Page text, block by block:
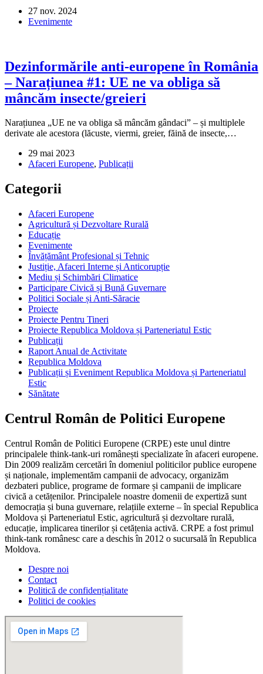
27 nov. 2024
Evenimente
Dezinformările anti-europene în România
– Narațiunea #1: UE ne va obliga să
mâncăm insecte/greieri
Narațiunea „UE ne va obliga să mâncăm gândaci” – și multiplele
derivate ale acestora (lăcuste, viermi, greier, făină de insecte,…
29 mai 2023
Afaceri Europene, Publicații
Categorii
Afaceri Europene
Agricultură și Dezvoltare Rurală
Educație
Evenimente
Învățământ Profesional și Tehnic
Justiție, Afaceri Interne și Anticorupție
Mediu și Schimbări Climatice
Participare Civică și Bună Guvernare
Politici Sociale și Anti-Săracie
Proiecte
Proiecte Pentru Tineri
Proiecte Republica Moldova și Parteneriatul Estic
Publicații
Raport Anual de Activitate
Republica Moldova
Publicații și Eveniment Republica Moldova și Parteneriatul
Estic
Sănătate
Centrul Român de Politici Europene
Centrul Român de Politici Europene (CRPE) este unul dintre
principalele think-tank-uri românești specializate în afaceri europene.
Din 2009 realizăm cercetări în domeniul politicilor publice europene
și naționale, implementăm campanii de advocacy, organizăm
dezbateri publice, programe de formare și campanii de implicare
civică a cetățenilor. Principalele noastre domenii de expertiză sunt
democrația și buna guvernare, relațiile externe – în special Republica
Moldova și Parteneriatul Estic, agricultură și dezvoltare rurală,
educație, implicarea tinerilor și cetățenia activă. CRPE a fost primul
think-tank românesc care a deschis în 2012 o sucursală în Republica
Moldova.
Despre noi
Contact
Politică de confidențialitate
Politici de cookies